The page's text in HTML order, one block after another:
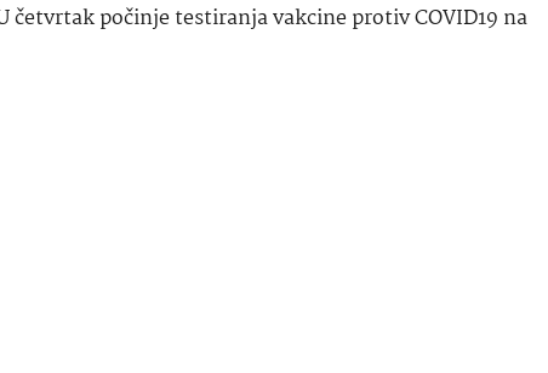
četvrtak počinje testiranja vakcine protiv COVID19 na